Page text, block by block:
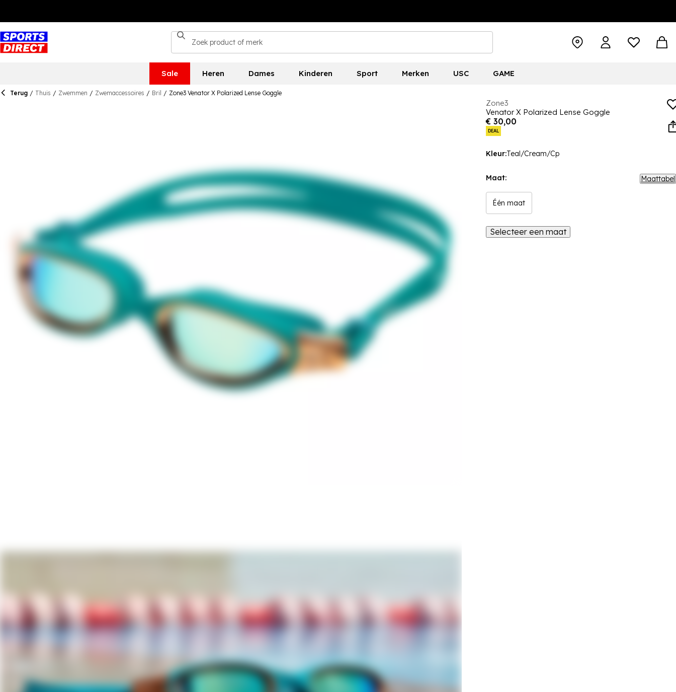
Sale Heren Dames Kinderen Sport Merken USC GAME
Terug / Thuis / Zwemmen / Zwemaccessoires / Bril / Zone3 Venator X Polarized Lense Goggle
Zone3
Venator X Polarized Lense Goggle
€ 30,00
DEAL
Kleur:Teal/Cream/Cp
Maat: Maattabel
Één maat
Selecteer een maat